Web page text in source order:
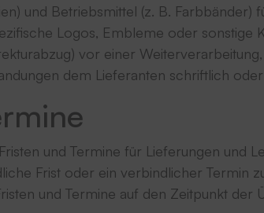
und Betriebsmittel (z. B.
Logos, Embleme oder sonstige
vor einer
dem Lieferanten schriftlich
und Termine für Lieferungen und
Frist oder ein verbindlicher Termin
und Termine auf den Zeitpunkt